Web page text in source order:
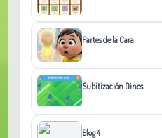
Partes de la Cara
Subitización Dinos
Blog 4